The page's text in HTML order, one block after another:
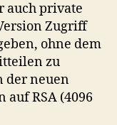
auch private
Zugriff
ohne dem
zu
der neuen
RSA (4096